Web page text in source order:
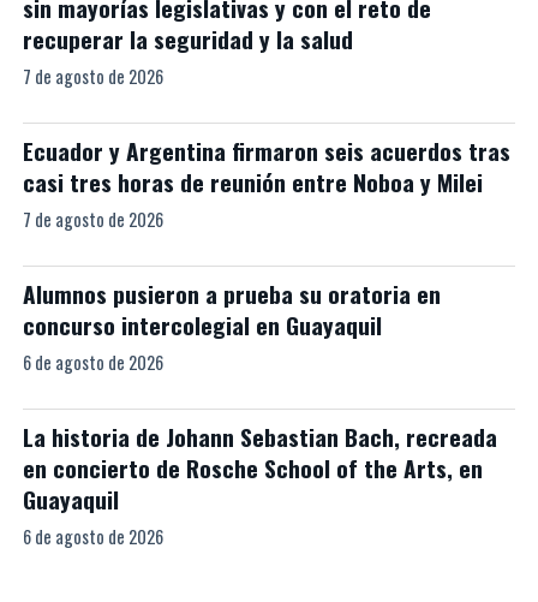
sin mayorías legislativas y con el reto de
recuperar la seguridad y la salud
7 de agosto de 2026
Ecuador y Argentina firmaron seis acuerdos tras
casi tres horas de reunión entre Noboa y Milei
7 de agosto de 2026
Alumnos pusieron a prueba su oratoria en
concurso intercolegial en Guayaquil
6 de agosto de 2026
La historia de Johann Sebastian Bach, recreada
en concierto de Rosche School of the Arts, en
Guayaquil
6 de agosto de 2026